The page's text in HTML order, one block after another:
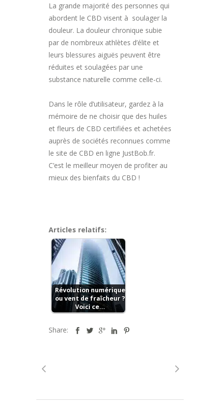
La grande majorité des personnes qui
abordent le CBD visent à soulager la
douleur. La douleur chronique subie
par de nombreux athlètes d’élite et
leurs blessures aiguës peuvent être
réduites et soulagées par une
substance naturelle comme celle-ci.
Dans le rôle d’utilisateur, gardez à la
mémoire de ne choisir que des huiles
et fleurs de CBD certifiées et achetées
auprès de sociétés reconnues comme
le site de CBD en ligne JustBob.fr.
C’est le meilleur moyen de profiter au
mieux des bienfaits du CBD !
Articles relatifs:
Révolution numérique
ou vent de fraîcheur ?
Voici ce…
Share: